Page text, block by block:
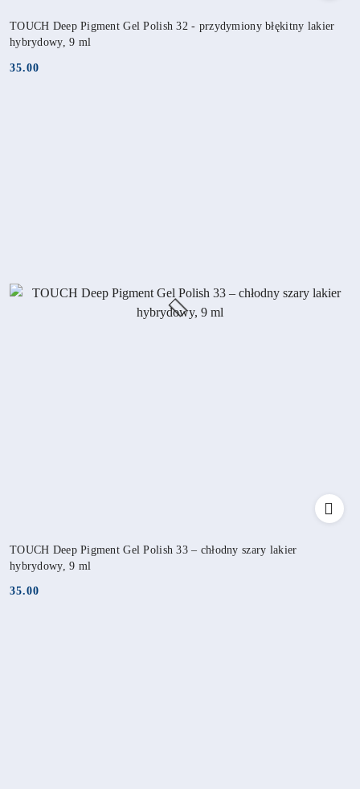
TOUCH Deep Pigment Gel Polish 32 - przydymiony błękitny lakier
hybrydowy, 9 ml
Cena:
35.00
TOUCH Deep Pigment Gel Polish 33 – chłodny szary lakier
hybrydowy, 9 ml
Cena:
35.00